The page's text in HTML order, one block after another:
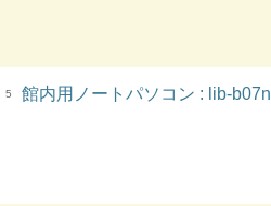
5 館内用ノートパソコン : lib-b07n